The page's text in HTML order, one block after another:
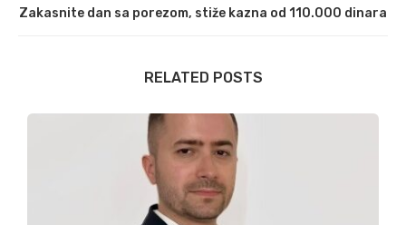
Zakasnite dan sa porezom, stiže kazna od 110.000 dinara
RELATED POSTS